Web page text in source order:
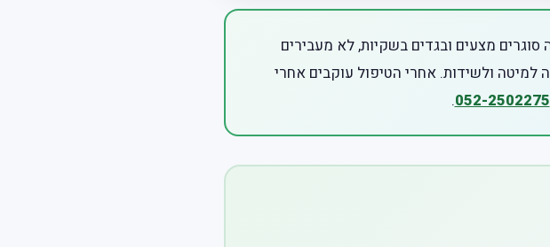
מצעים ובגדים בשקיות, לא מעבירים
למיטה ולשידות. אחרי הטיפול עוקבים אחרי
052-2502275
.